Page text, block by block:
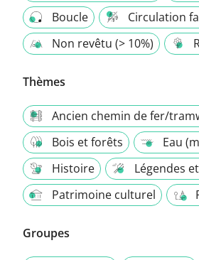
Boucle
Circulation
Non revêtu (> 10%)
Thèmes
Ancien chemin de fer/
Bois et forêts
Eau
Histoire
Légendes
Patrimoine culturel
Groupes